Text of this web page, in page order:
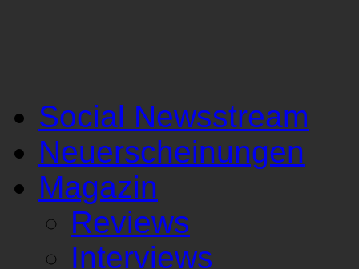
Social Newsstream
Neuerscheinungen
Magazin
Reviews
Interviews